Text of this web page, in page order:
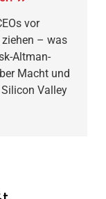
vor
ziehen – was
Altman-
Macht und
Valley